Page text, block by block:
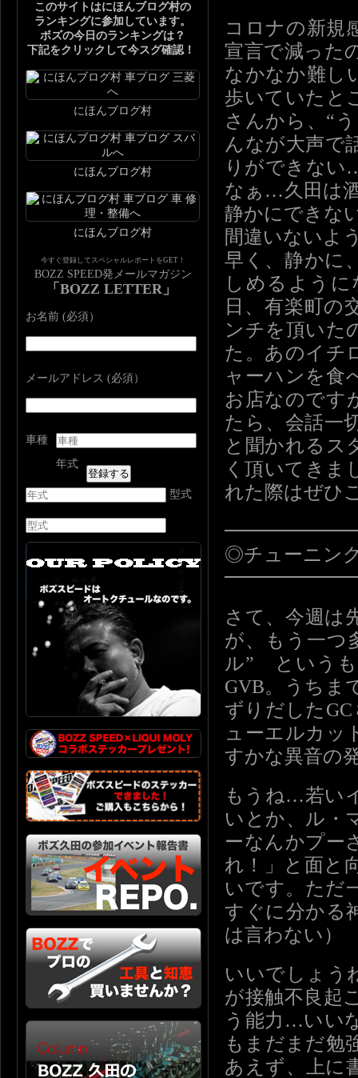
コロナの新規
宣言で減った
なかなか難し
歩いていたと
さんから、“
んなが大声で
りができな
なぁ…久田は
静かにできな
間違いないよ
早く、静かに
しめるよう
日、有楽町の
ンチを頂いた
た。あのイチ
ャーハンを食
お店なのです
たら、会話一
と聞かれるス
く頂いてきま
れた際はぜひ
◎チューニン
さて、今週は
が、もう一つ
ル” というも
GVB。うちま
ずりだした
ューエルカッ
すかな異音の
もうね…若い
いとか、ル・
ーなんかプー
れ！」と面と
いです。ただ
すぐに分かる
は言わない）
いいでしょう
が接触不良起
う能力…いい
もまだまだ勉
あえず、上に
このサイトはにほんブログ村の
ランキングに参加しています。
ボズの今日のランキングは？
下記をクリックして今スグ確認！
にほんブログ村
にほんブログ村
にほんブログ村
今すぐ登録してスペシャルレポートをGET！
BOZZ SPEED発メールマガジン
「BOZZ LETTER」
お名前 (必須）
メールアドレス (必須）
車種
年式
型式